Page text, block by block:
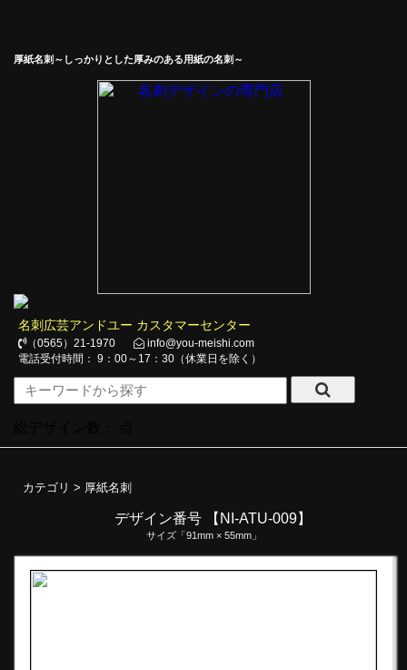
厚紙名刺～しっかりとした厚みのある用紙の名刺～
名刺広芸アンドユー カスタマーセンター
（0565）21-1970
info@you-meishi.com
電話受付時間： 9：00～17：30（休業日を除く）
カテゴリ > 厚紙名刺
デザイン番号 【NI-ATU-009】
サイズ「91mm × 55mm」